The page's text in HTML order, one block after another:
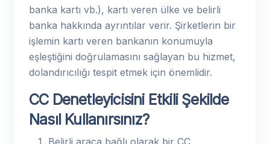
banka kartı vb.), kartı veren ülke ve belirli
banka hakkında ayrıntılar verir. Şirketlerin bir
işlemin kartı veren bankanın konumuyla
eşleştiğini doğrulamasını sağlayan bu hizmet,
dolandırıcılığı tespit etmek için önemlidir.
CC Denetleyicisini Etkili Şekilde
Nasıl Kullanırsınız?
Belirli araca bağlı olarak bir CC